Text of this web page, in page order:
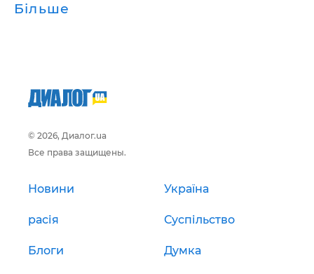
Більше
© 2026, Диалог.ua
Все права защищены.
Новини Україна
расія Суспільство
Блоги Думка